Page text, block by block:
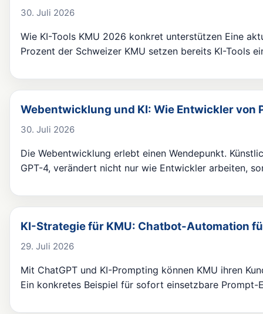
30. Juli 2026
Wie KI-Tools KMU 2026 konkret unterstützen Eine
Prozent der Schweizer KMU setzen bereits KI-Tools
Webentwicklung und KI: Wie Entwickler von
30. Juli 2026
Die Webentwicklung erlebt einen Wendepunkt.
GPT-4, verändert nicht nur wie Entwickler arbeiten,
KI-Strategie für KMU: Chatbot-Automation
29. Juli 2026
Mit ChatGPT und KI-Prompting können KMU ihren
Ein konkretes Beispiel für sofort einsetzbare Prompt-